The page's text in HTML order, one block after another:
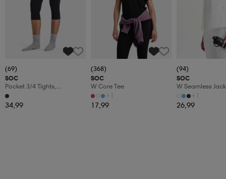
(69)
SOC
Pocket 3/4 Tights,
Treenitrikoot, Naisten
34,99
(368)
SOC
W Core Tee
+1
17,99
(94)
SOC
W Seamless
+1
26,99